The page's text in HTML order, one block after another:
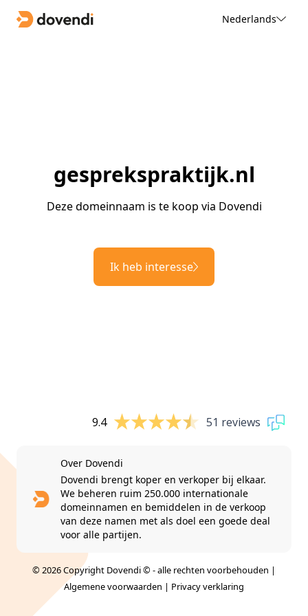
Nederlands
gesprekspraktijk.nl
Deze domeinnaam is te koop via Dovendi
Ik heb interesse
9.4 51 reviews
Over Dovendi
Dovendi brengt koper en verkoper bij elkaar.
We beheren ruim 250.000 internationale
domeinnamen en bemiddelen in de verkoop
van deze namen met als doel een goede deal
voor alle partijen.
© 2026 Copyright Dovendi © - alle rechten voorbehouden |
Algemene voorwaarden | Privacy verklaring